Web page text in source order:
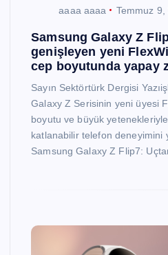
aaaa aaaa Temmuz 9,
Samsung Galaxy Z
genişleyen yeni
cep boyutunda yapay
Sayın Sektörtürk Dergisi
Galaxy Z Serisinin yeni üyesi
boyutu ve büyük
katlanabilir telefon deneyimini
Samsung Galaxy Z Flip7: